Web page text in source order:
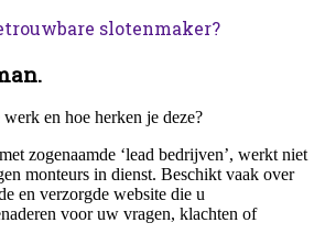
slotenmaker?
en hoe herken je deze?
zogenaamde ‘lead bedrijven’, werkt niet
monteurs in dienst. Beschikt vaak over
en verzorgde website die u
voor uw vragen, klachten of